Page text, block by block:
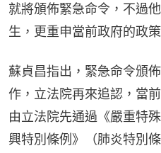
就將頒佈緊急命令，不過
生，更重申當前政府的政
蘇貞昌指出，緊急命令頒
作，立法院再來追認，當
由立法院先通過《嚴重特
興特別條例》（肺炎特別